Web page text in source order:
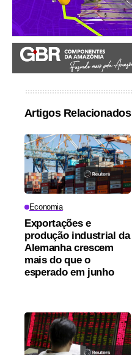
Artigos Relacionados
Economia
Exportações e
produção industrial da
Alemanha crescem
mais do que o
esperado em junho